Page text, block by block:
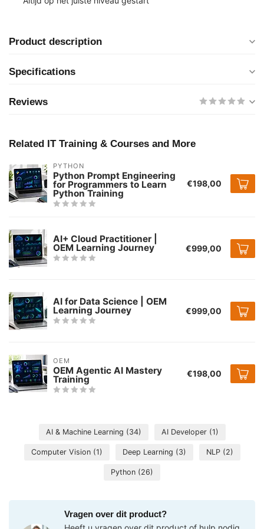
Product description
Specifications
Reviews
Related IT Training & Courses and More
PYTHON
Python Prompt Engineering
for Programmers to Learn
Python Training
€198,00
AI+ Cloud Practitioner |
OEM Learning Journey €999,00
AI for Data Science | OEM
Learning Journey €999,00
OEM
OEM Agentic AI Mastery
Training €198,00
AI & Machine Learning (34) AI Developer (1)
Computer Vision (1) Deep Learning (3) NLP (2)
Python (26)
Vragen over dit product?